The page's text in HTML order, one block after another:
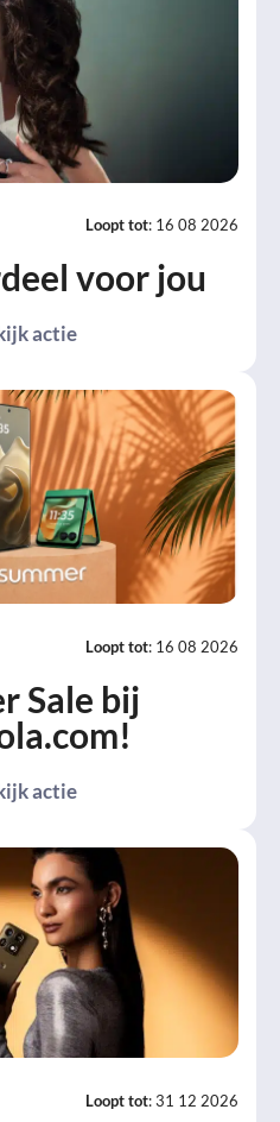
Loopt tot: 16 08 2026
voor jou
actie
Loopt tot: 16 08 2026
Sale bij
actie
Loopt tot: 31 12 2026